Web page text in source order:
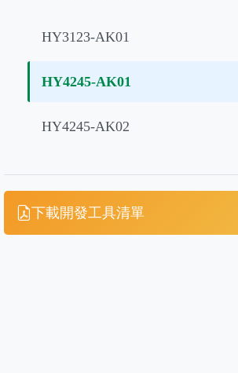
HY3123-AK01
HY4245-AK01
HY4245-AK02
下載開發工具清單